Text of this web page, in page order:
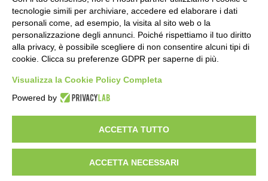
C.F. 01608451207 Via Brento,9 - 40037 Sasso Marconi (BO)
Italia Tel: +39 -051 847600 -
© Tutti i diritti riservati-Associazione ONLUS - Centro Tutela
tecnologie simili per archiviare, accedere ed elaborare i dati
personali come, ad esempio, la visita al sito web o la
personalizzazione degli annunci. Poiché rispettiamo il tuo diritto
alla privacy, è possibile scegliere di non consentire alcuni tipi di
cookie. Clicca su preferenze GDPR per saperne di più.
Visualizza la Cookie Policy Completa
Powered by
ACCETTA TUTTO
ACCETTA NECESSARI